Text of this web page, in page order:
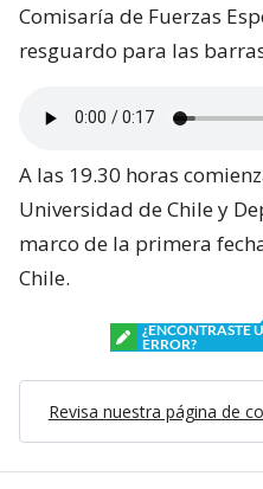
Comisaría de Fuerzas
resguardo para las
A las 19.30 horas
Universidad de Chile y
marco de la primera
Chile.
¿ENCONTRASTE
ERROR?
Revisa nuestra página de